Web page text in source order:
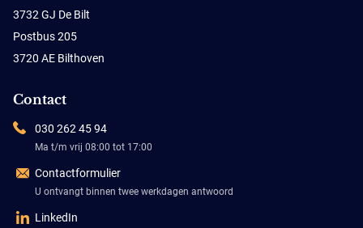
3732 GJ De Bilt
Postbus 205
3720 AE Bilthoven
Contact
030 262 45 94
Ma t/m vrij 08:00 tot 17:00
Contactformulier
U ontvangt binnen twee werkdagen antwoord
LinkedIn